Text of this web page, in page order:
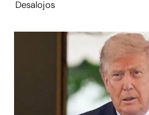
Desalojos